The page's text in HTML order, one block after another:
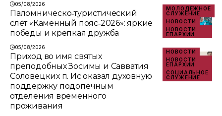
05/08/2026
МОЛОДЁЖНОЕ
СЛУЖЕНИЕ
НОВОСТИ
НОВОСТИ
ЕПАРХИИ
Паломническо‑туристический
слёт «Каменный пояс‑2026»: яркие
победы и крепкая дружба
05/08/2026
НОВОСТИ
НОВОСТИ
ЕПАРХИИ
СОЦИАЛЬНОЕ
СЛУЖЕНИЕ
Приход во имя святых
преподобных Зосимы и Савватия
Соловецких п. Ис оказал духовную
поддержку подопечным
отделения временного
проживания